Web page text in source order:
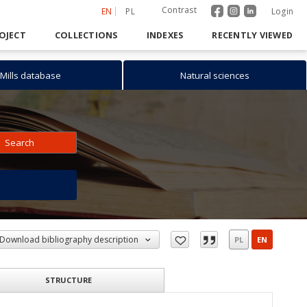
EN PL Contrast Login
COLLECTIONS INDEXES RECENTLY VIEWED
Mills database Natural sciences
Search
Download bibliography description PL EN
STRUCTURE